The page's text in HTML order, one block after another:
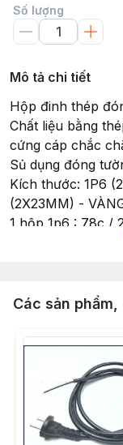
Số lượng
Mô tả chi tiết
Hộp đinh thép
Chất liệu bằng
cứng cáp chắc
Sủ dụng đóng
Kích thước: 1P6
(2X23MM) -
1 hộp 1p6 : 78c /
Có nhiều loại
Các sản